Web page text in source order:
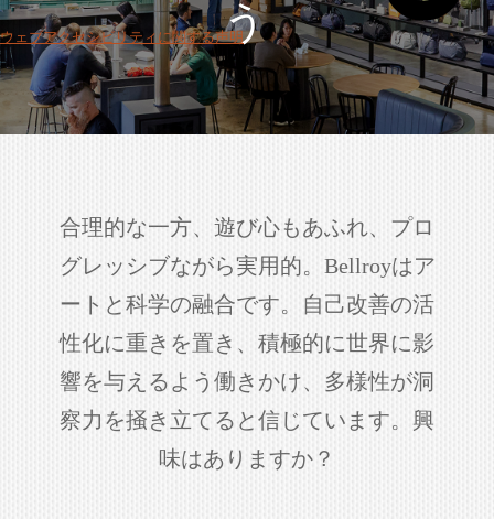
ウェブアクセシビリティに関する声明う
合理的な一方、遊び心もあふれ、プロ
グレッシブながら実用的。Bellroyはア
ートと科学の融合です。自己改善の活
性化に重きを置き、積極的に世界に影
響を与えるよう働きかけ、多様性が洞
察力を掻き立てると信じています。興
味はありますか？